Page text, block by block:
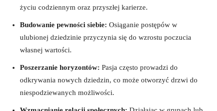
życiu codziennym oraz przyszłej karierze.
Budowanie pewności siebie: Osiąganie postępów w
ulubionej dziedzinie⁣ przyczynia się do wzrostu ‌poczucia
własnej ‍wartości.
Poszerzanie horyzontów: Pasja‌ często ‍prowadzi do
odkrywania⁤ nowych ‍dziedzin, co ​może otworzyć drzwi ‍do
niespodziewanych możliwości.